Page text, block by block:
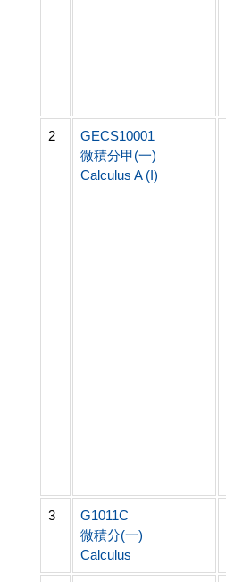
2
GECS10001
微積分甲(一)
Calculus A (I)
3
G1011C
微積分(一)
Calculus